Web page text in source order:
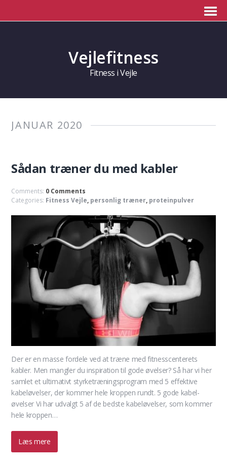
Vejlefitness
Fitness i Vejle
JANUAR 2020
Sådan træner du med kabler
Comments: 0 Comments
Categories: Fitness Vejle, personlig træner, proteinpulver
Der er en masse fordele ved at træne med fitnesscenterets
kabler. Men mangler du inspiration til gode øvelser? Så har vi her
samlet et ultimativt styrketræningsprogram med 5 effektive
kabeløvelser, der kommer hele kroppen rundt. 5 gode kabel­
øvelser Vi har udvalgt 5 af de bedste kabeløvelser, som kommer
hele kroppen…
Læs mere